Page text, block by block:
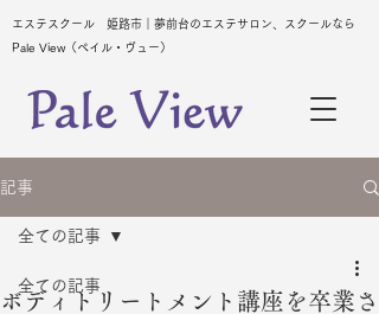
エステスクール 姫路市｜夢前台のエステサロン、スクールなら
Pale View（ペイル・ヴュー）
記事
全ての記事
全ての記事
ボディトリートメント講座を卒業さ